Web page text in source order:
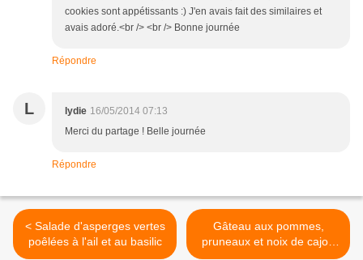
cookies sont appétissants :) J'en avais fait des similaires et
avais adoré.<br /> <br /> Bonne journée
Répondre
L lydie 16/05/2014 07:13
Merci du partage ! Belle journée
Répondre
< Salade d'asperges vertes
poêlées à l'ail et au basilic
Gâteau aux pommes,
pruneaux et noix de cajou
{Sans oeufs ni lactose} ∼ ...